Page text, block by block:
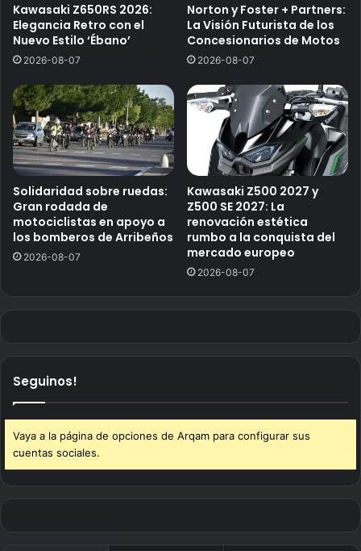
Kawasaki Z650RS 2026:
Elegancia Retro con el
Nuevo Estilo ‘Ébano’
2026-08-07
Norton y Foster + Partners:
La Visión Futurista de los
Concesionarios de Motos
2026-08-07
Solidaridad sobre ruedas:
Gran rodada de
motociclistas en apoyo a
los bomberos de Arribeños
2026-08-07
Kawasaki Z500 2027 y
Z500 SE 2027: La
renovación estética
rumbo a la conquista del
mercado europeo
2026-08-07
Seguinos!
Vaya a la página de opciones de Arqam para configurar sus
cuentas sociales.